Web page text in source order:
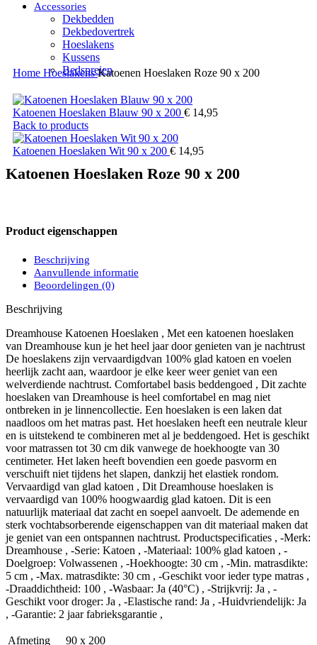
Accessories
Dekbedden
Dekbedovertrek
Hoeslakens
Kussens
Bedspreien
Home HoeslakensKatoenen Hoeslaken Roze 90 x 200
Katoenen Hoeslaken Blauw 90 x 200 € 14,95
Back to products
Katoenen Hoeslaken Wit 90 x 200 € 14,95
Katoenen Hoeslaken Roze 90 x 200
Product eigenschappen
Beschrijving
Aanvullende informatie
Beoordelingen (0)
Beschrijving
Dreamhouse Katoenen Hoeslaken , Met een katoenen hoeslaken
van Dreamhouse kun je het heel jaar door genieten van je nachtrust
De hoeslakens zijn vervaardigdvan 100% glad katoen en voelen
heerlijk zacht aan, waardoor je elke keer weer geniet van een
welverdiende nachtrust. Comfortabel basis beddengoed , Dit zachte
hoeslaken van Dreamhouse is heel comfortabel en mag niet
ontbreken in je linnencollectie. Een hoeslaken is een laken dat
naadloos om het matras past. Het hoeslaken heeft een neutrale kleur
en is uitstekend te combineren met al je beddengoed. Het is geschikt
voor matrassen tot 30 cm dik vanwege de hoekhoogte van 30
centimeter. Het laken heeft bovendien een goede pasvorm en
verschuift niet tijdens het slapen, dankzij het elastiek rondom.
Vervaardigd van glad katoen , Dit Dreamhouse hoeslaken is
vervaardigd van 100% hoogwaardig glad katoen. Dit is een
natuurlijk materiaal dat zacht en soepel aanvoelt. De ademende en
sterk vochtabsorberende eigenschappen van dit materiaal maken dat
je geniet van een ontspannen nachtrust. Productspecificaties , -Merk:
Dreamhouse , -Serie: Katoen , -Materiaal: 100% glad katoen , -
Doelgroep: Volwassenen , -Hoekhoogte: 30 cm , -Min. matrasdikte:
5 cm , -Max. matrasdikte: 30 cm , -Geschikt voor ieder type matras ,
-Draaddichtheid: 100 , -Wasbaar: Ja (40°C) , -Strijkvrij: Ja , -
Geschikt voor droger: Ja , -Elastische rand: Ja , -Huidvriendelijk: Ja
, -Garantie: 2 jaar fabrieksgarantie ,
Afmeting 90 x 200